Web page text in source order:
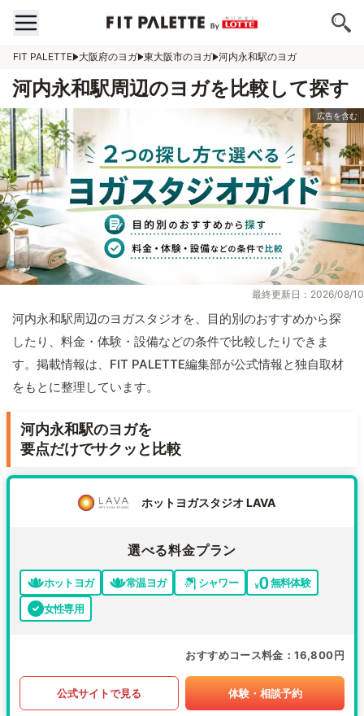
FIT PALETTE 大阪府のヨガ 東大阪市のヨガ 河内永和駅のヨガ
河内永和駅周辺のヨガを比較して探す
最終更新日：2026/08/10
河内永和駅周辺のヨガスタジオを、目的別のおすすめから探
したり、料金・体験・設備などの条件で比較したりできま
す。掲載情報は、FIT PALETTE編集部が公式情報と独自取材
をもとに整理しています。
河内永和駅のヨガを
要点だけでサクッと比較
ホットヨガスタジオ LAVA
選べる料金プラン
ホットヨガ 常温ヨガ シャワー
無料体験
女性専用
おすすめコース料金 16,800円
公式サイトで見る 体験・相談予約